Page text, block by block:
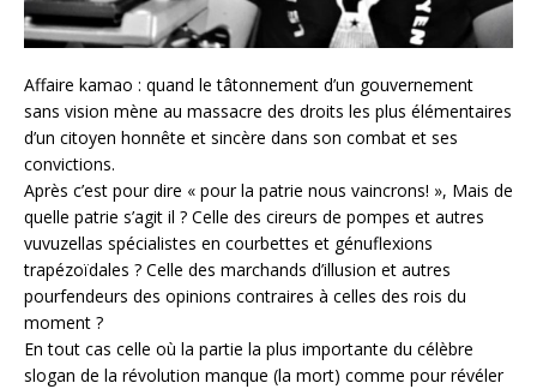
Affaire kamao : quand le tâtonnement d’un gouvernement
sans vision mène au massacre des droits les plus élémentaires
d’un citoyen honnête et sincère dans son combat et ses
convictions.
Après c’est pour dire « pour la patrie nous vaincrons! », Mais de
quelle patrie s’agit il ? Celle des cireurs de pompes et autres
vuvuzellas spécialistes en courbettes et génuflexions
trapézoïdales ? Celle des marchands d’illusion et autres
pourfendeurs des opinions contraires à celles des rois du
moment ?
En tout cas celle où la partie la plus importante du célèbre
slogan de la révolution manque (la mort) comme pour révéler